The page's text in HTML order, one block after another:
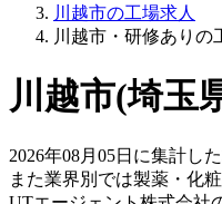
川越市の工場求人
川越市・研修ありの
川越市(埼玉
2026年08月05日に集計し
また業界別では製薬・化